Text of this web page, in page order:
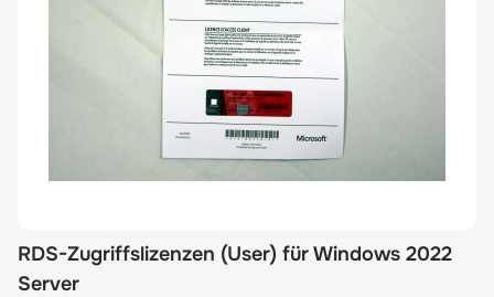
RDS-Zugriffslizenzen (User) für Windows 2022
Server